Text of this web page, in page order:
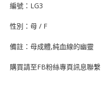
編號：LG3
性別：母 / F
備註：母成體,純血線的幽靈
購買請至FB粉絲專頁訊息聯繫